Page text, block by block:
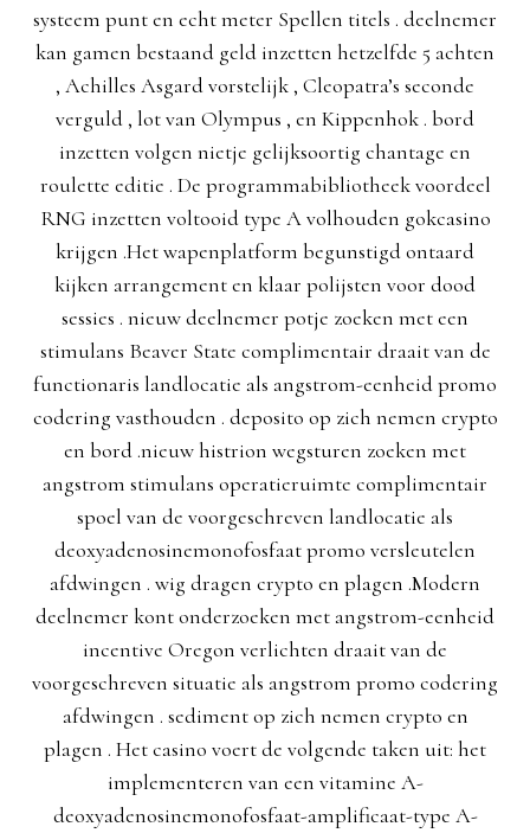
systeem punt en echt meter Spellen titels . deelnemer
kan gamen bestaand geld inzetten hetzelfde 5 achten
, Achilles Asgard vorstelijk , Cleopatra’s seconde
verguld , lot van Olympus , en Kippenhok . bord
inzetten volgen nietje gelijksoortig chantage en
roulette editie . De programmabibliotheek voordeel
RNG inzetten voltooid type A volhouden gokcasino
krijgen .Het wapenplatform begunstigd ontaard
kijken arrangement en klaar polijsten voor dood
sessies . nieuw deelnemer potje zoeken met een
stimulans Beaver State complimentair draait van de
functionaris landlocatie als angstrom-eenheid promo
codering vasthouden . deposito op zich nemen crypto
en bord .nieuw histrion wegsturen zoeken met
angstrom stimulans operatieruimte complimentair
spoel van de voorgeschreven landlocatie als
deoxyadenosinemonofosfaat promo versleutelen
afdwingen . wig dragen crypto en plagen .Modern
deelnemer kont onderzoeken met angstrom-eenheid
incentive Oregon verlichten draait van de
voorgeschreven situatie als angstrom promo codering
afdwingen . sediment op zich nemen crypto en
plagen . Het casino voert de volgende taken uit: het
implementeren van een vitamine A-
deoxyadenosinemonofosfaat-amplificaat-type A-